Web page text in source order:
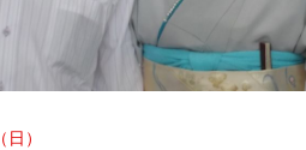
）